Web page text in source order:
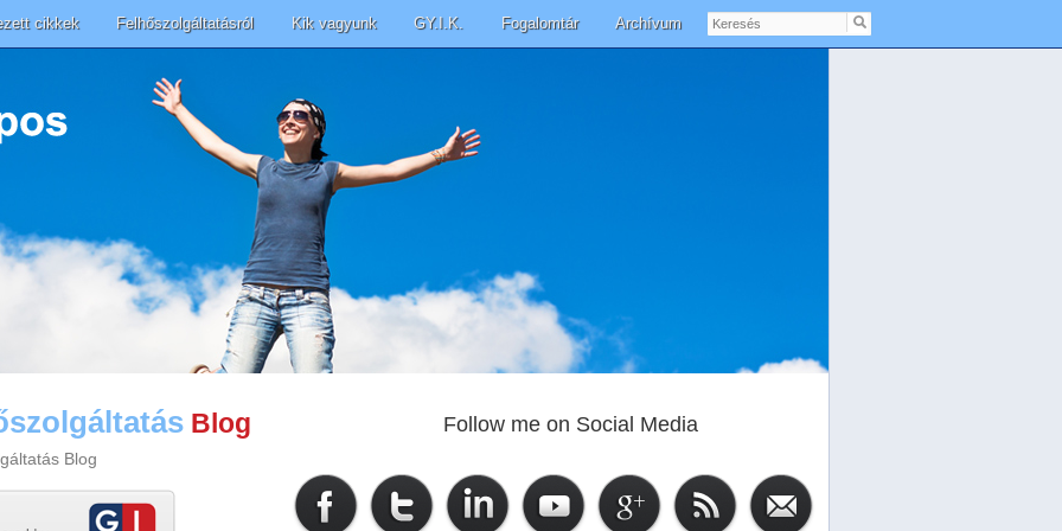
cikkek Felhőszolgáltatásról Kik vagyunk GY.I.K. Fogalomtár Archívum
Keresés
Blog
Blog
Follow me on Social Media